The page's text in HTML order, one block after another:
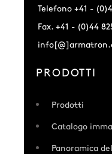
Telefono +41 -
Fax. +41 - (0)44
PRODOTTI
Prodotti
Catalogo
Panoramica